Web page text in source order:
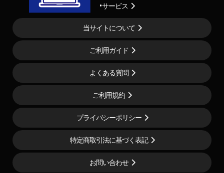
サービス
当サイトについて
ご利用ガイド
よくある質問
ご利用規約
プライバシーポリシー
特定商取引法に基づく表記
お問い合わせ